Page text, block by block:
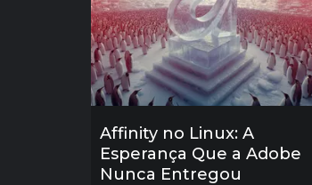
Affinity no Linux: A
Esperança Que a Adobe
Nunca Entregou